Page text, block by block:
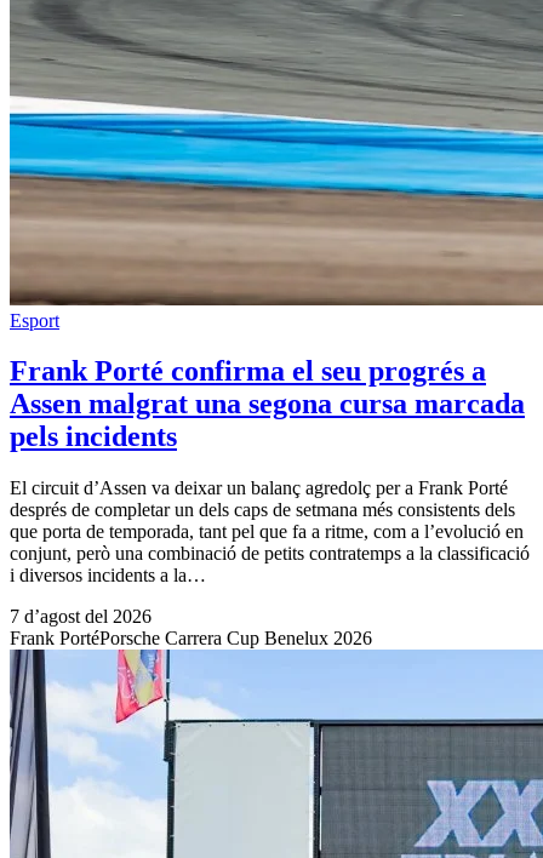
Esport
Frank Porté confirma el seu progrés a
Assen malgrat una segona cursa marcada
pels incidents
El circuit d’Assen va deixar un balanç agredolç per a Frank Porté
després de completar un dels caps de setmana més consistents dels
que porta de temporada, tant pel que fa a ritme, com a l’evolució en
conjunt, però una combinació de petits contratemps a la classificació
i diversos incidents a la…
7 d’agost del 2026
Frank PortéPorsche Carrera Cup Benelux 2026